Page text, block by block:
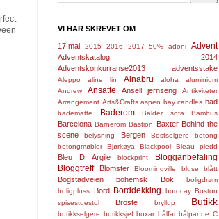
VI HAR SKREVET OM
17.mai 2015 2016 2017 50% adoni Advent
Adventskatalog 2014
Adventskonkurranse2013
adventsstake
Aleppo aline lin Alnabru aloha
aluminium
Andrew
Ansatte Ansell jernseng
Antikviteter
Arrangement Arts&Crafts aspen bay candles bad
badematte Baderom Balder sofa Bambus
Barcelona Barnerom Bastion Baxter Behind the
scene
belysning Bergen Bestselgere
betong
betongmøbler
Bjørkøya Blackpool Bleau pledd
Bleu D Argile blockprint
Blogganbefaling
Bloggtreff
Blomster Bloomingville bluse blått
Bogstadveien bohemsk Bok
boligdrøm
boligpluss
Bord Borddekking borocay Boston
spisestuestol
Broste bryllup Butikk
butikkselgere butikksjef buxar bålfat bålpanne C